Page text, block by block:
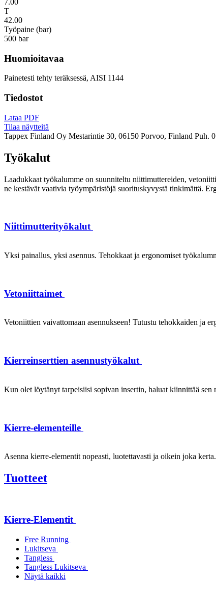
T
42.00
Työpaine (bar)
500 bar
Huomioitavaa
Painetesti tehty teräksessä, AISI 1144
Tiedostot
Lataa PDF
Tilaa näytteitä
Tappex Finland Oy Mestarintie 30, 06150 Porvoo, Finland Puh.
Työkalut
Laadukkaat työkalumme on suunniteltu niittimuttereiden,
ne kestävät vaativia työympäristöjä suorituskyvystä tinkimättä.
Niittimutterityökalut
Yksi painallus, yksi asennus. Tehokkaat ja ergonomiset
Vetoniittaimet
Vetoniittien vaivattomaan asennukseen! Tutustu tehokkaiden ja
Kierreinserttien asennustyökalut
Kun olet löytänyt tarpeisiisi sopivan insertin, haluat kiinnittää
Kierre-elementeille
Asenna kierre-elementit nopeasti, luotettavasti ja oikein joka
Tuotteet
Kierre-Elementit
Free Running
Lukitseva
Tangless
Tangless Lukitseva
Näytä kaikki